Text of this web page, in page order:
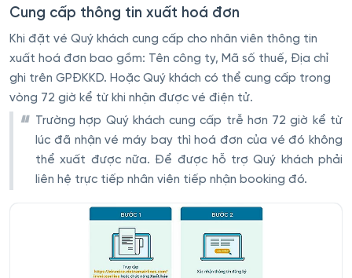
Cung cấp thông tin xuất hoá đơn
Khi đặt vé Quý khách cung cấp cho nhân viên thông tin
xuất hoá đơn bao gồm: Tên công ty, Mã số thuế, Địa chỉ
ghi trên GPĐKKD. Hoặc Quý khách có thể cung cấp trong
vòng 72 giờ kể từ khi nhận được vé điện tử.
Trường hợp Quý khách cung cấp trễ hơn 72 giờ kể từ
lúc đã nhận vé máy bay thì hoá đơn của vé đó không
thể xuất được nữa. Để được hỗ trợ Quý khách phải
liên hệ trực tiếp nhân viên tiếp nhận booking đó.